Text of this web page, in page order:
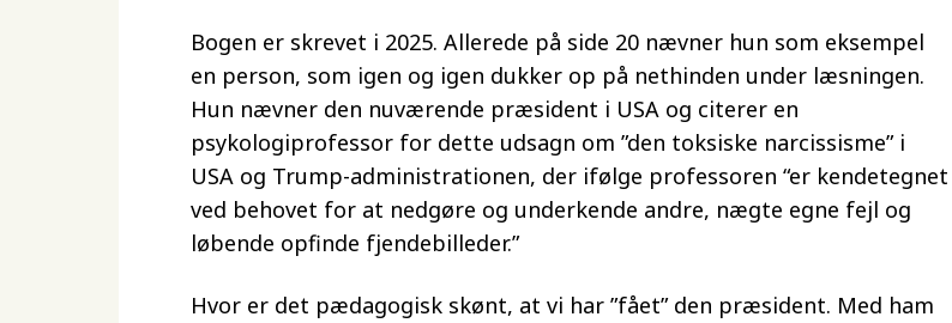
Bogen er skrevet i 2025. Allerede på side 20 nævner hun som eksempel
en person, som igen og igen dukker op på nethinden under læsningen.
Hun nævner den nuværende præsident i USA og citerer en
psykologiprofessor for dette udsagn om ”den toksiske narcissisme” i
USA og Trump-administrationen, der ifølge professoren “er kendetegnet
ved behovet for at nedgøre og underkende andre, nægte egne fejl og
løbende opfinde fjendebilleder.”
Hvor er det pædagogisk skønt, at vi har ”fået” den præsident. Med ham